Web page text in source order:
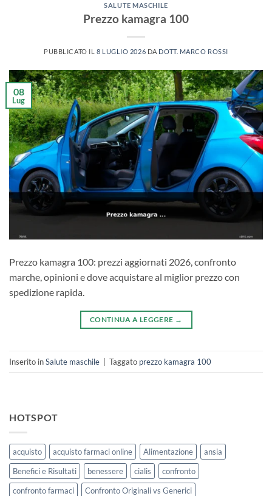
SALUTE MASCHILE
Prezzo kamagra 100
PUBBLICATO IL 8 LUGLIO 2026 DA DOTT. MARCO ROSSI
08
Lug
Prezzo kamagra 100: prezzi aggiornati 2026, confronto
marche, opinioni e dove acquistare al miglior prezzo con
spedizione rapida.
CONTINUA A LEGGERE →
Inserito inSalute maschile | Taggato prezzo kamagra 100
HOTSPOT
acquisto acquisto farmaci online Alimentazione
ansia
Benefici e Risultati
benessere cialis
confronto
confronto farmaci
Confronto Originali vs Generici